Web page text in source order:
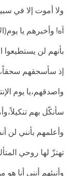
ولا أموت إلا في
آه! وأخبرهم يا
بأنهم لن يستطيعوا
إذ سأسحقهم
واصدقهم،يا يوم
سأنكّل بهم
وأعلمهم بأنني
تهتزّ لها روحي
وأنبئهم أنني أنا